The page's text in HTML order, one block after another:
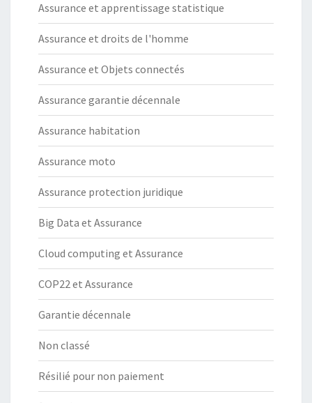
Assurance et apprentissage statistique
Assurance et droits de l'homme
Assurance et Objets connectés
Assurance garantie décennale
Assurance habitation
Assurance moto
Assurance protection juridique
Big Data et Assurance
Cloud computing et Assurance
COP22 et Assurance
Garantie décennale
Non classé
Résilié pour non paiement